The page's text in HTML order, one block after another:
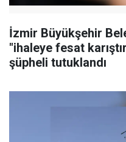
İzmir Büyükşehir
"ihaleye fesat
şüpheli tutuklandı